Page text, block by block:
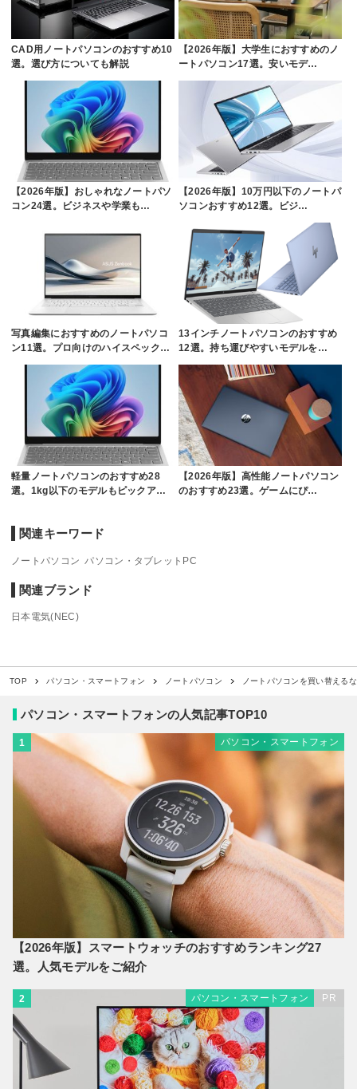
CAD用ノートパソコンのおすすめ10
選。選び方についても解説
【2026年版】大学生におすすめのノ
ートパソコン17選。安いモデ…
【2026年版】おしゃれなノートパソ
コン24選。ビジネスや学業も…
【2026年版】10万円以下のノートパ
ソコンおすすめ12選。ビジ…
写真編集におすすめのノートパソコ
ン11選。プロ向けのハイスペック…
13インチノートパソコンのおすすめ
12選。持ち運びやすいモデルを…
軽量ノートパソコンのおすすめ28
選。1kg以下のモデルもピックア…
【2026年版】高性能ノートパソコン
のおすすめ23選。ゲームにぴ…
関連キーワード
ノートパソコン パソコン・タブレットPC
関連ブランド
日本電気(NEC)
TOP パソコン・スマートフォン ノートパソコン ノートパソコンを買い替える
パソコン・スマートフォンの人気記事TOP10
1 パソコン・スマートフォン
【2026年版】スマートウォッチのおすすめランキング27
選。人気モデルをご紹介
2 パソコン・スマートフォン PR